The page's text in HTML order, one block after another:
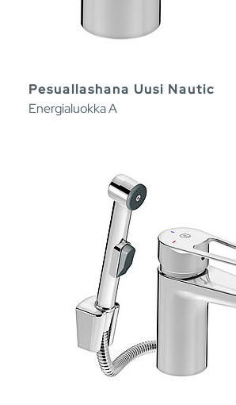
Pesuallashana Uusi Nautic
Energialuokka A